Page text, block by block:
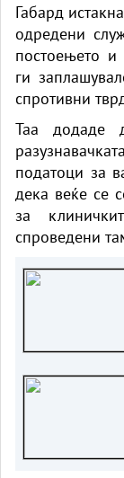
Габард
одредени
постоењето
ги
спротивни
Таа додаде
податоци за
дека веќе се
за
спроведени